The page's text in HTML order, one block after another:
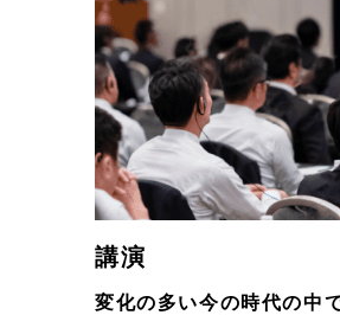
講演
変化の多い今の時代の中